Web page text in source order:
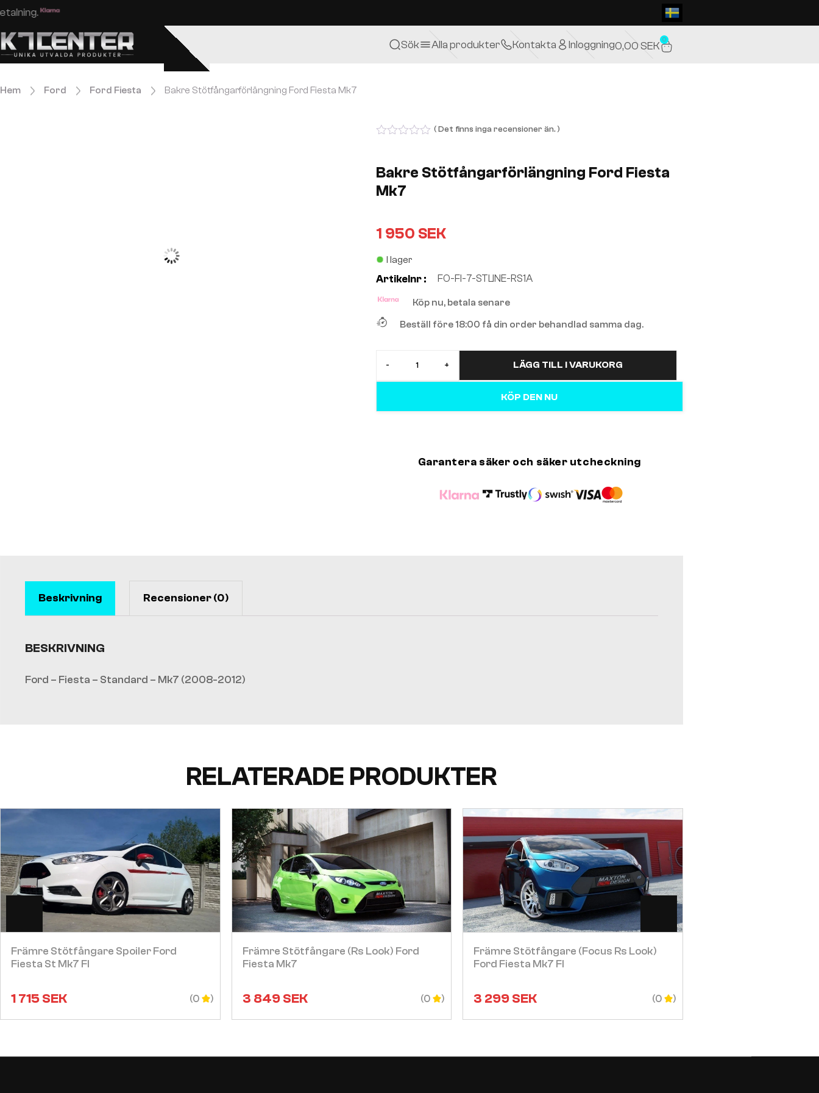
Enkel och säker betalning.
Sök Alla produkter Kontakta Inloggning0,00SEK 0
Hem Ford Ford Fiesta Bakre Stötfångarförlängning Ford Fiesta Mk7
of
5
( Det finns inga recensioner än. )
Bakre Stötfångarförlängning Ford Fiesta
Mk7
1 950 SEK
I lager
Artikelnr : FO-FI-7-STLINE-RS1A
Köp nu, betala senare
Beställ före 18:00 få din order behandlad samma dag.
- + LÄGG TILL I VARUKORG
KÖP DEN NU
Garantera säker och säker utcheckning
Beskrivning Recensioner (0)
BESKRIVNING
Ford – Fiesta – Standard – Mk7 (2008-2012)
RELATERADE PRODUKTER
Främre Stötfångare Spoiler Ford
Fiesta St Mk7 Fl
1 715SEK (0
Visa
Främre Stötfångare (rs Look) Ford
Fiesta Mk7
3 849SEK (0
Visa
Främre Stötfångare (focus Rs Look)
Ford Fiesta Mk7 Fl
3 299SEK (0
Visa